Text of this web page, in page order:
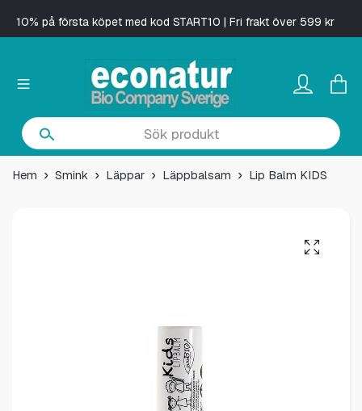
10% på första köpet med kod START10 | Fri frakt över 599 kr
Hem Smink Läppar Läppbalsam Lip Balm KIDS